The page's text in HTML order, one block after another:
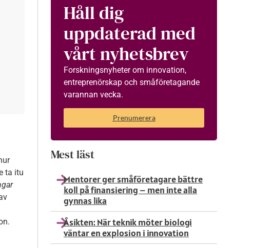
ta itu
Håll dig
uppdaterad med
vårt nyhetsbrev
Forskningsnyheter om innovation,
entreprenörskap och småföretagande
varannan vecka.
Prenumerera
Mest läst
Mentorer ger småföretagare bättre
koll på finansiering – men inte alla
gynnas lika
Åsikten: När teknik möter biologi
väntar en explosion i innovation